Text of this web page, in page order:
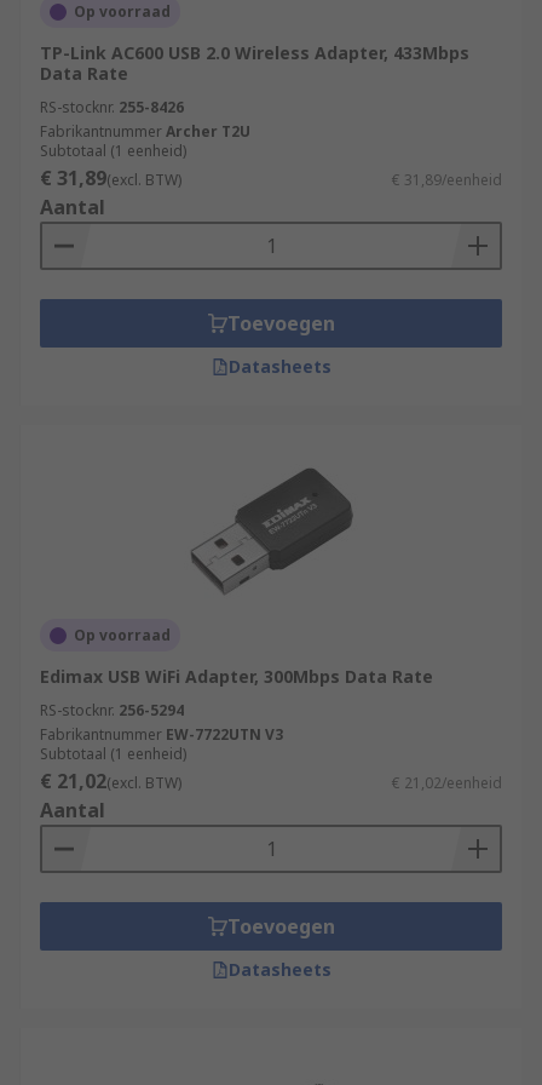
Op voorraad
TP-Link AC600 USB 2.0 Wireless Adapter, 433Mbps
Data Rate
RS-stocknr. 255-8426
FabrikantnummerArcher T2U
Subtotaal (1 eenheid)
€ 31,89(excl. BTW) € 31,89/eenheid
Aantal
Toevoegen
Datasheets
Op voorraad
Edimax USB WiFi Adapter, 300Mbps Data Rate
RS-stocknr. 256-5294
Fabrikantnummer EW-7722UTN V3
Subtotaal (1 eenheid)
€ 21,02(excl. BTW) € 21,02/eenheid
Aantal
Toevoegen
Datasheets